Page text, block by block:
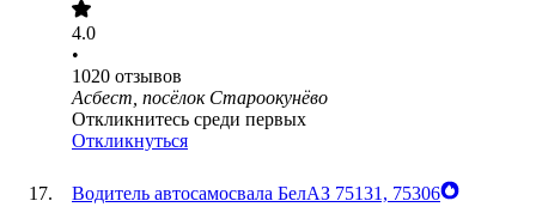
4.0
•
1020 отзывов
Асбест, посёлок Староокунёво
Откликнитесь среди первых
Откликнуться
Водитель автосамосвала БелАЗ 75131, 75306